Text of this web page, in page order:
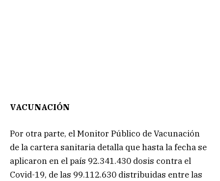
VACUNACIÓN
Por otra parte, el Monitor Público de Vacunación
de la cartera sanitaria detalla que hasta la fecha se
aplicaron en el país 92.341.430 dosis contra el
Covid-19, de las 99.112.630 distribuidas entre las